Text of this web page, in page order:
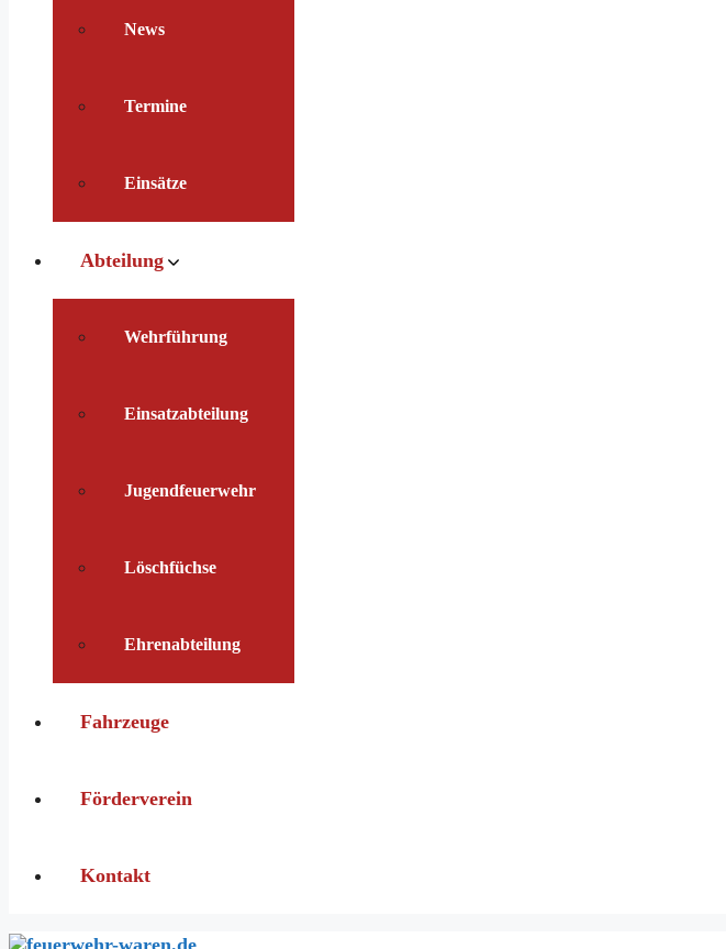
News
Termine
Einsätze
Abteilung
Wehrführung
Einsatzabteilung
Jugendfeuerwehr
Löschfüchse
Ehrenabteilung
Fahrzeuge
Förderverein
Kontakt